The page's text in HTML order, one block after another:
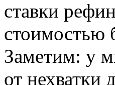
ставки
стоимостью
Заметим: у
от нехватки